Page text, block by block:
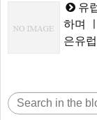
유
하며
은유럽